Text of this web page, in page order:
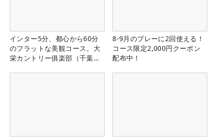
インター5分、都心から60分
のフラットな美観コース。大
栄カントリー俱楽部（千葉
8-9月のプレーに2回使える！
コース限定2,000円クーポン
配布中！